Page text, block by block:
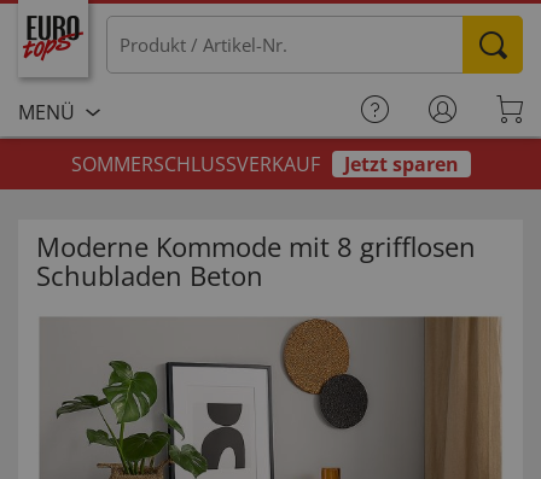
MENÜ
SOMMERSCHLUSSVERKAUF
Jetzt sparen
Moderne Kommode mit 8 grifflosen
Schubladen Beton